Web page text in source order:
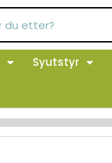
Syutstyr